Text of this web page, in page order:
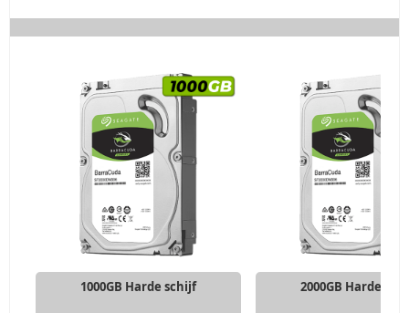
1000GB Harde schijf 2000GB Harde